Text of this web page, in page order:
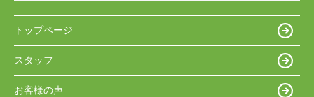
トップページ
スタッフ
お客様の声